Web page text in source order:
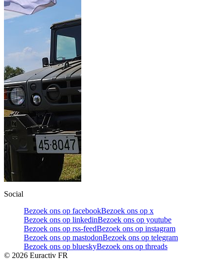
Social
Bezoek ons op facebookBezoek ons op x
Bezoek ons op linkedinBezoek ons op youtube
Bezoek ons op rss-feedBezoek ons op instagram
Bezoek ons op mastodonBezoek ons op telegram
Bezoek ons op blueskyBezoek ons op threads
© 2026 Euractiv FR